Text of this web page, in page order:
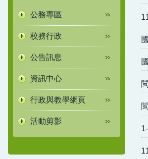
公務專區
校務行政
公告訊息
資訊中心
行政與教學網頁
活動剪影